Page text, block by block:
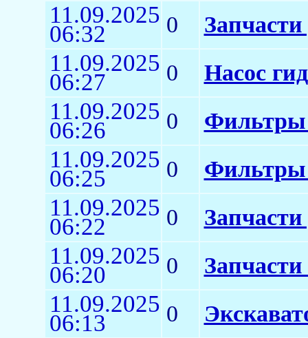
11.09.2025
06:32 0
11.09.2025
06:27 0 Насос
11.09.2025
06:26 0 Фильтры
11.09.2025
06:25 0 Фильтры
11.09.2025
06:22 0
11.09.2025
06:20 0
11.09.2025
06:13 0